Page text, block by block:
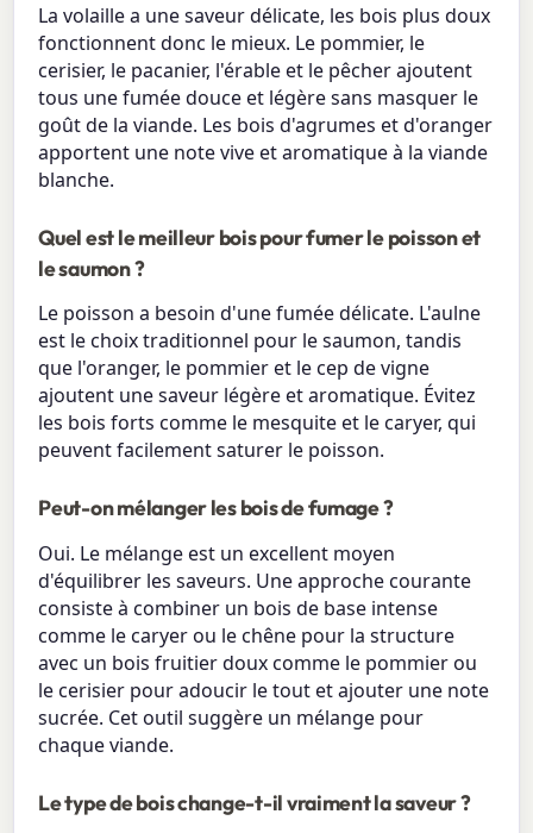
La volaille a une saveur délicate, les bois plus doux
fonctionnent donc le mieux. Le pommier, le
cerisier, le pacanier, l'érable et le pêcher ajoutent
tous une fumée douce et légère sans masquer le
goût de la viande. Les bois d'agrumes et d'oranger
apportent une note vive et aromatique à la viande
blanche.
Quel est le meilleur bois pour fumer le poisson et
le saumon ?
Le poisson a besoin d'une fumée délicate. L'aulne
est le choix traditionnel pour le saumon, tandis
que l'oranger, le pommier et le cep de vigne
ajoutent une saveur légère et aromatique. Évitez
les bois forts comme le mesquite et le caryer, qui
peuvent facilement saturer le poisson.
Peut-on mélanger les bois de fumage ?
Oui. Le mélange est un excellent moyen
d'équilibrer les saveurs. Une approche courante
consiste à combiner un bois de base intense
comme le caryer ou le chêne pour la structure
avec un bois fruitier doux comme le pommier ou
le cerisier pour adoucir le tout et ajouter une note
sucrée. Cet outil suggère un mélange pour
chaque viande.
Le type de bois change-t-il vraiment la saveur ?